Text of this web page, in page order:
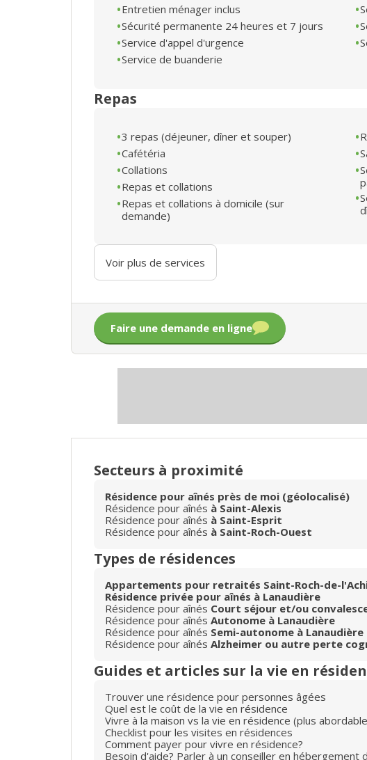
Entretien ménager inclus
Sécurité permanente 24 heures et 7 jours
Service d'appel d'urgence
Service de buanderie
Repas
3 repas (déjeuner, dîner et souper)
Cafétéria
Collations
Repas et collations
Repas et collations à domicile (sur
demande)
Voir plus de services
Faire une demande en ligne
Secteurs à proximité
Résidence pour aînés près de moi (géolocalisé)
Résidence pour aînés à Saint-Alexis
Résidence pour aînés à Saint-Esprit
Résidence pour aînés à Saint-Roch-Ouest
Types de résidences
Appartements pour retraités Saint-Roch-de-
Résidence privée pour aînés à Lanaudière
Résidence pour aînés Court séjour et/ou
Résidence pour aînés Autonome à Lanaudière
Résidence pour aînés Semi-autonome à Lanaudière
Résidence pour aînés Alzheimer ou autre perte
Guides et articles sur la vie en
Trouver une résidence pour personnes âgées
Quel est le coût de la vie en résidence
Vivre à la maison vs la vie en résidence (plus
Checklist pour les visites en résidences
Comment payer pour vivre en résidence?
Besoin d'aide? Parler à un conseiller en hébergement